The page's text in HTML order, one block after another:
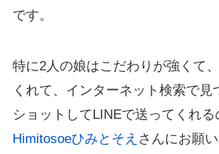
です。
特に2人の娘はこだわりが強くて
くれて、インターネット検索で見
ショットしてLINEで送ってくれ
Himitosoeひみとそえ さんにお願